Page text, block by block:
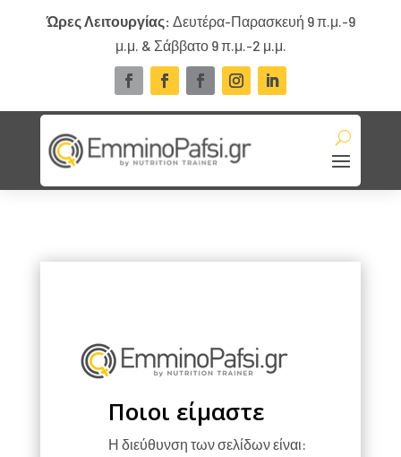
Ώρες Λειτουργίας: Δευτέρα-Παρασκευή 9 π.μ.-9
μ.μ. & Σάββατο 9 π.μ.-2 μ.μ.
Ποιοι είμαστε
Η διεύθυνση των σελίδων είναι: